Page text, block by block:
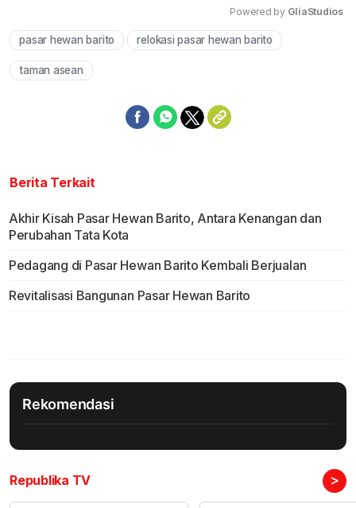
Powered by GliaStudios
pasar hewan barito relokasi pasar hewan barito
taman asean
Berita Terkait
Akhir Kisah Pasar Hewan Barito, Antara Kenangan dan
Perubahan Tata Kota
Pedagang di Pasar Hewan Barito Kembali Berjualan
Revitalisasi Bangunan Pasar Hewan Barito
Rekomendasi
Republika TV >